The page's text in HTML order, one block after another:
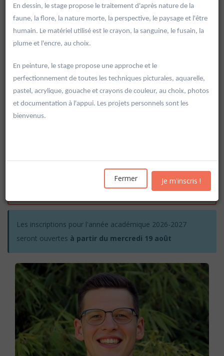
Rechercher
Les inscriptions pour l'année académique 2026-2027
seront ouvertes à partir du mercredi 19 août
En dessin, le stage propose le traitement d'après nature de la
faune, la flore, la nature morte, la perspective, le paysage et l'être
humain. Le matériel utilisé est le crayon, la sanguine, le fusain, la
plume et l'encre, au choix.
En peinture, le stage propose une approche et le
perfectionnement de toutes les techniques picturales, aquarelle,
pastel, acrylique, gouache et crayons de couleur, au choix, photos
et documentation à l'appui. Les projets personnels sont les
bienvenus.
Fermer Je m'inscris !